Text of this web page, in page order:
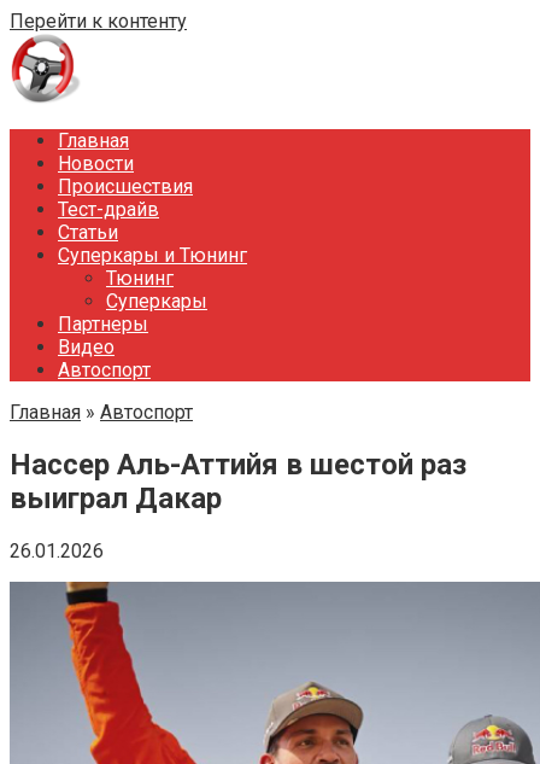
Перейти к контенту
Главная
Новости
Происшествия
Тест-драйв
Статьи
Суперкары и Тюнинг
Тюнинг
Суперкары
Партнеры
Видео
Автоспорт
Главная » Автоспорт
Нассер Аль-Аттийя в шестой раз
выиграл Дакар
26.01.2026